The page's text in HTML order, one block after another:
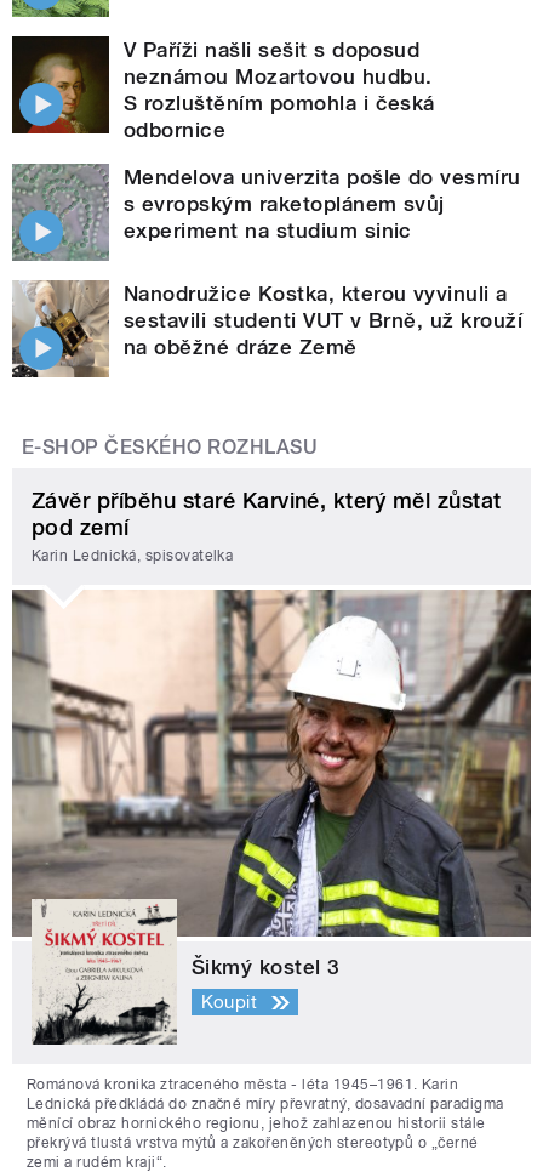
V Paříži našli sešit s doposud
neznámou Mozartovou hudbu.
S rozluštěním pomohla i česká
odbornice
Mendelova univerzita pošle do vesmíru
s evropským raketoplánem svůj
experiment na studium sinic
Nanodružice Kostka, kterou vyvinuli a
sestavili studenti VUT v Brně, už krouží
na oběžné dráze Země
E-SHOP ČESKÉHO ROZHLASU
Závěr příběhu staré Karviné, který měl zůstat
pod zemí
Karin Lednická, spisovatelka
Šikmý kostel 3
Koupit
Románová kronika ztraceného města - léta 1945–1961. Karin
Lednická předkládá do značné míry převratný, dosavadní paradigma
měnící obraz hornického regionu, jehož zahlazenou historii stále
překrývá tlustá vrstva mýtů a zakořeněných stereotypů o „černé
zemi a rudém kraji“.